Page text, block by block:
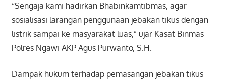
“Sengaja kami hadirkan Bhabinkamtibmas, agar
sosialisasi larangan penggunaan jebakan tikus dengan
listrik sampai ke masyarakat luas,” ujar Kasat Binmas
Polres Ngawi AKP Agus Purwanto, S.H.
Dampak hukum terhadap pemasangan jebakan tikus